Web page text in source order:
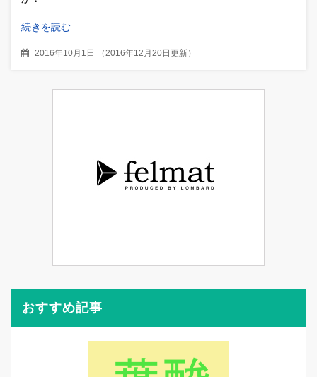
続きを読む
2016年10月1日 （ 2016年12月20日更新）
おすすめ記事